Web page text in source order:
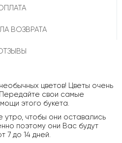
ВОЗВРАТА
цветов! Цветы очень
свои самые
этого букета.
утро, чтобы они оставались
поэтому они Вас будут
7 до 14 дней.